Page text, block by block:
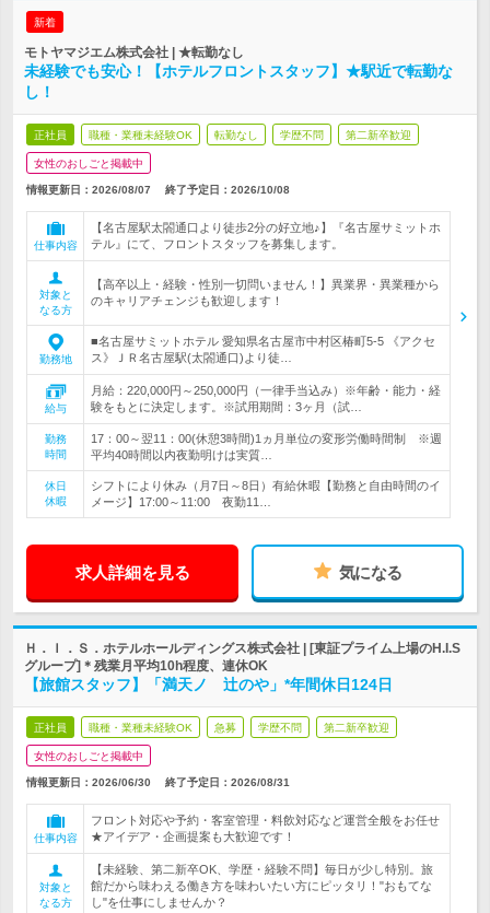
新着
モトヤマジエム株式会社 | ★転勤なし
未経験でも安心！【ホテルフロントスタッフ】★駅近で転勤な
し！
正社員 職種・業種未経験OK 転勤なし 学歴不問 第二新卒歓迎
女性のおしごと掲載中
情報更新日：2026/08/07 終了予定日： 2026/10/08
仕事内容
【名古屋駅太閤通口より徒歩2分の好立地♪】『名古屋サミットホ
テル』にて、フロントスタッフを募集します。
対象と
なる方
【高卒以上・経験・性別一切問いません！】異業界・異業種から
のキャリアチェンジも歓迎します！
勤務地
■名古屋サミットホテル 愛知県名古屋市中村区椿町5-5 《アクセ
ス》ＪＲ名古屋駅(太閤通口)より徒…
給与
月給：220,000円～250,000円（一律手当込み）※年齢・能力・経
験をもとに決定します。※試用期間：3ヶ月（試…
勤務
時間
17：00～翌11：00(休憩3時間)1ヵ月単位の変形労働時間制 ※週
平均40時間以内夜勤明けは実質…
休日
休暇
シフトにより休み（月7日～8日）有給休暇【勤務と自由時間のイ
メージ】17:00～11:00 夜勤11…
求人詳細を見る 気になる
Ｈ．Ｉ．Ｓ．ホテルホールディングス株式会社 | [東証プライム上場のH.I.S
グループ]＊残業月平均10h程度、連休OK
【旅館スタッフ】「満天ノ 辻のや」*年間休日124日
正社員 職種・業種未経験OK 急募 学歴不問 第二新卒歓迎
女性のおしごと掲載中
情報更新日：2026/06/30 終了予定日： 2026/08/31
仕事内容
フロント対応や予約・客室管理・料飲対応など運営全般をお任せ
★アイデア・企画提案も大歓迎です！
対象と
なる方
【未経験、第二新卒OK、学歴・経験不問】毎日が少し特別。旅
館だから味わえる働き方を味わいたい方にピッタリ！"おもてな
し"を仕事にしませんか？